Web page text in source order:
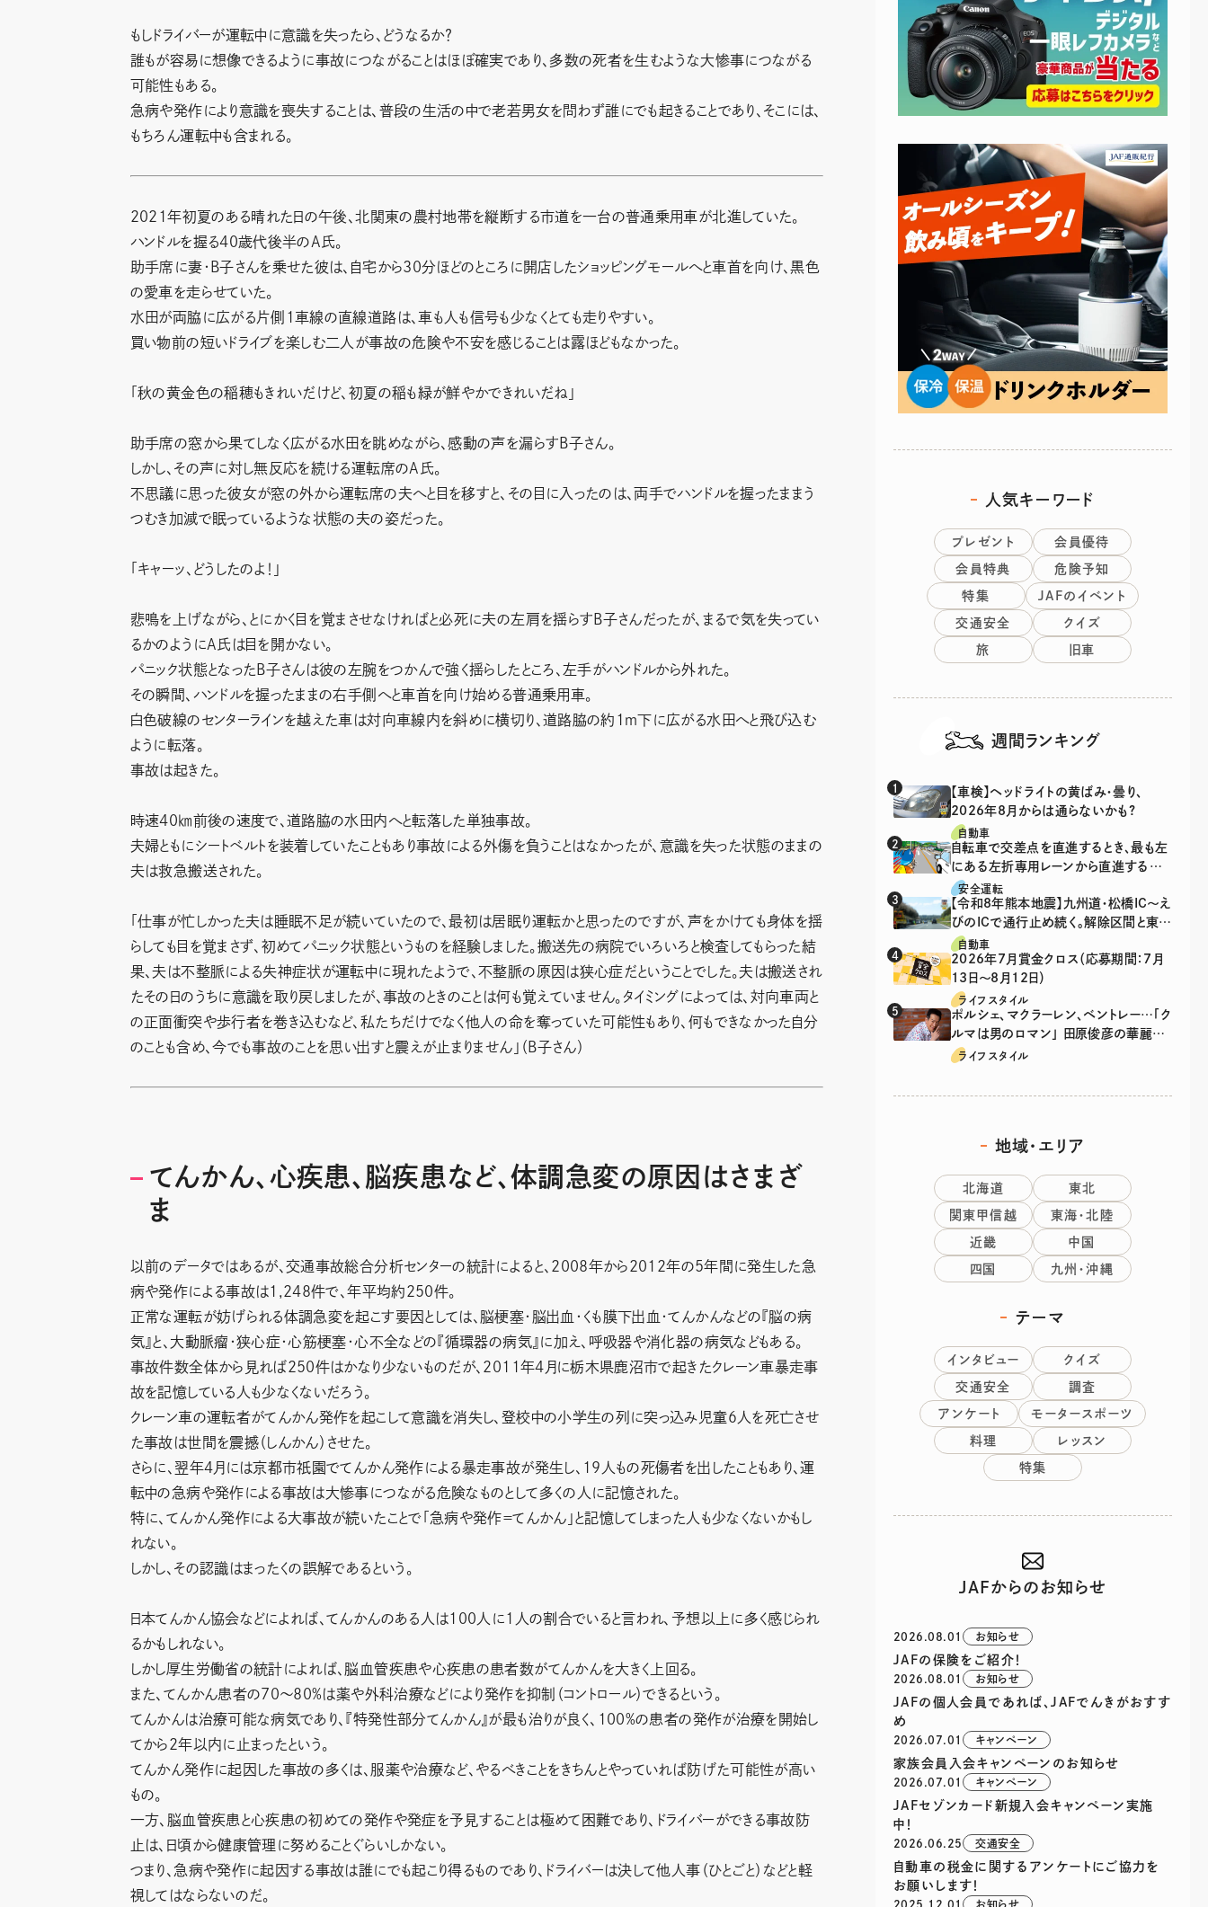
もしドライバーが運転中に意識を失ったら、どうなるか？
誰もが容易に想像できるように事故につながることはほぼ確実であり、多数の死者を生むような大惨事につながる
可能性もある。
急病や発作により意識を喪失することは、普段の生活の中で老若男女を問わず誰にでも起きることであり、そこには、
もちろん運転中も含まれる。
2021年初夏のある晴れた日の午後、北関東の農村地帯を縦断する市道を一台の普通乗用車が北進していた。
ハンドルを握る40歳代後半のA氏。
助手席に妻・B子さんを乗せた彼は、自宅から30分ほどのところに開店したショッピングモールへと車首を向け、黒色
の愛車を走らせていた。
水田が両脇に広がる片側1車線の直線道路は、車も人も信号も少なくとても走りやすい。
買い物前の短いドライブを楽しむ二人が事故の危険や不安を感じることは露ほどもなかった。
「秋の黄金色の稲穂もきれいだけど、初夏の稲も緑が鮮やかできれいだね」
助手席の窓から果てしなく広がる水田を眺めながら、感動の声を漏らすB子さん。
しかし、その声に対し無反応を続ける運転席のA氏。
不思議に思った彼女が窓の外から運転席の夫へと目を移すと、その目に入ったのは、両手でハンドルを握ったままう
つむき加減で眠っているような状態の夫の姿だった。
「キャーッ、どうしたのよ！」
悲鳴を上げながら、とにかく目を覚まさせなければと必死に夫の左肩を揺らすB子さんだったが、まるで気を失ってい
るかのようにA氏は目を開かない。
パニック状態となったB子さんは彼の左腕をつかんで強く揺らしたところ、左手がハンドルから外れた。
その瞬間、ハンドルを握ったままの右手側へと車首を向け始める普通乗用車。
白色破線のセンターラインを越えた車は対向車線内を斜めに横切り、道路脇の約1ｍ下に広がる水田へと飛び込む
ように転落。
事故は起きた。
時速40㎞前後の速度で、道路脇の水田内へと転落した単独事故。
夫婦ともにシートベルトを装着していたこともあり事故による外傷を負うことはなかったが、意識を失った状態のままの
夫は救急搬送された。
「仕事が忙しかった夫は睡眠不足が続いていたので、最初は居眠り運転かと思ったのですが、声をかけても身体を揺
らしても目を覚まさず、初めてパニック状態というものを経験しました。搬送先の病院でいろいろと検査してもらった結
果、夫は不整脈による失神症状が運転中に現れたようで、不整脈の原因は狭心症だということでした。夫は搬送され
たその日のうちに意識を取り戻しましたが、事故のときのことは何も覚えていません。タイミングによっては、対向車両と
の正面衝突や歩行者を巻き込むなど、私たちだけでなく他人の命を奪っていた可能性もあり、何もできなかった自分
のことも含め、今でも事故のことを思い出すと震えが止まりません」（B子さん）
てんかん、心疾患、脳疾患など、体調急変の原因はさまざ
ま
以前のデータではあるが、交通事故総合分析センターの統計によると、2008年から2012年の5年間に発生した急
病や発作による事故は1,248件で、年平均約250件。
正常な運転が妨げられる体調急変を起こす要因としては、脳梗塞・脳出血・くも膜下出血・てんかんなどの『脳の病
気』と、大動脈瘤・狭心症・心筋梗塞・心不全などの『循環器の病気』に加え、呼吸器や消化器の病気などもある。
事故件数全体から見れば250件はかなり少ないものだが、2011年4月に栃木県鹿沼市で起きたクレーン車暴走事
故を記憶している人も少なくないだろう。
クレーン車の運転者がてんかん発作を起こして意識を消失し、登校中の小学生の列に突っ込み児童６人を死亡させ
た事故は世間を震撼（しんかん）させた。
さらに、翌年４月には京都市祇園でてんかん発作による暴走事故が発生し、19人もの死傷者を出したこともあり、運
転中の急病や発作による事故は大惨事につながる危険なものとして多くの人に記憶された。
特に、てんかん発作による大事故が続いたことで「急病や発作＝てんかん」と記憶してしまった人も少なくないかもし
れない。
しかし、その認識はまったくの誤解であるという。
日本てんかん協会などによれば、てんかんのある人は100人に1人の割合でいると言われ、予想以上に多く感じられ
るかもしれない。
しかし厚生労働省の統計によれば、脳血管疾患や心疾患の患者数がてんかんを大きく上回る。
また、てんかん患者の70～80%は薬や外科治療などにより発作を抑制（コントロール）できるという。
てんかんは治療可能な病気であり、『特発性部分てんかん』が最も治りが良く、100%の患者の発作が治療を開始し
てから2年以内に止まったという。
てんかん発作に起因した事故の多くは、服薬や治療など、やるべきことをきちんとやっていれば防げた可能性が高い
もの。
一方、脳血管疾患と心疾患の初めての発作や発症を予見することは極めて困難であり、ドライバーができる事故防
止は、日頃から健康管理に努めることぐらいしかない。
つまり、急病や発作に起因する事故は誰にでも起こり得るものであり、ドライバーは決して他人事（ひとごと）などと軽
視してはならないのだ。
人気キーワード
プレゼント 会員優待
会員特典 危険予知
特集 JAFのイベント
交通安全 クイズ
旅 旧車
週間ランキング
【車検】ヘッドライトの黄ばみ・曇り、
2026年8月からは通らないかも?
自動車
自転車で交差点を直進するとき、最も左
にある左折専用レーンから直進するの
は、違反？
安全運転
【令和8年熊本地震】九州道・松橋IC～え
びのICで通行止め続く。解除区間と東九
州道の迂回ルート
自動車
2026年7月賞金クロス（応募期間：7月
13日～8月12日）
ライフスタイル
ポルシェ、マクラーレン、ベントレー…「ク
ルマは男のロマン」 田原俊彦の華麗な
る愛車遍歴
ライフスタイル
地域・エリア
北海道 東北
関東甲信越 東海・北陸
近畿 中国
四国 九州・沖縄
テーマ
インタビュー クイズ
交通安全 調査
アンケート モータースポーツ
料理 レッスン
特集
JAFからのお知らせ
2026.08.01 お知らせ
JAFの保険をご紹介！
2026.08.01 お知らせ
JAFの個人会員であれば、JAFでんきがおすす
め
2026.07.01 キャンペーン
家族会員入会キャンペーンのお知らせ
2026.07.01 キャンペーン
JAFセゾンカード新規入会キャンペーン実施
中！
2026.06.25 交通安全
自動車の税金に関するアンケートにご協力を
お願いします！
2025.12.01 お知らせ